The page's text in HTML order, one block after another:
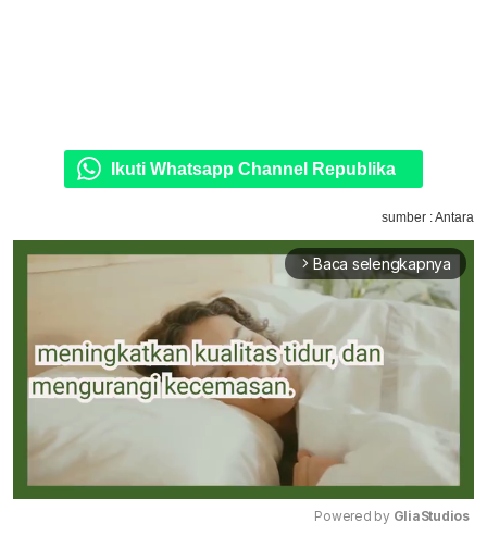
Ikuti Whatsapp Channel Republika
sumber : Antara
arrow_forward_ios Baca selengkapnya
Powered by GliaStudios